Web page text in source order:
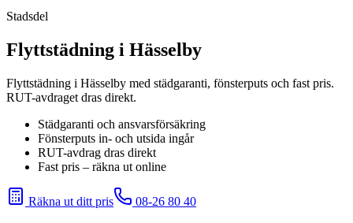
Stadsdel
Flyttstädning i Hässelby
Flyttstädning i Hässelby med städgaranti, fönsterputs och fast pris.
RUT-avdraget dras direkt.
Städgaranti och ansvarsförsäkring
Fönsterputs in- och utsida ingår
RUT-avdrag dras direkt
Fast pris – räkna ut online
Räkna ut ditt pris 08-26 80 40